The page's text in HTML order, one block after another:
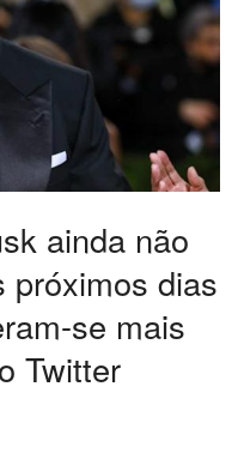
ainda não
próximos dias
se mais
Twitter